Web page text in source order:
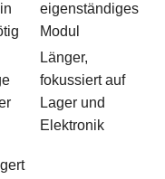
eigenständiges
Modul
Länger,
fokussiert auf
Lager und
Elektronik